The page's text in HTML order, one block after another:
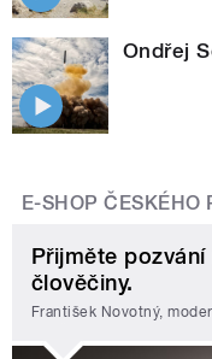
Ondřej
E-SHOP ČESKÉHO
Přijměte
člověčiny.
František Novotný,